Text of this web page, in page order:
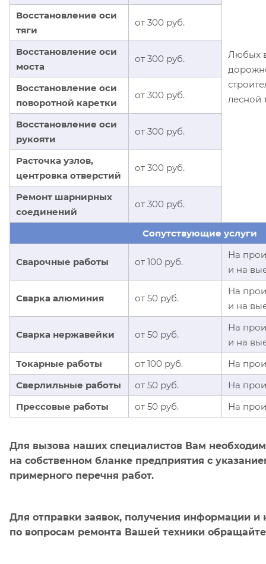
Любых
лесной
Восстановление оси
тяги
от 300 руб.
Восстановление оси
моста
от 300 руб.
Восстановление оси
поворотной каретки
от 300 руб.
Восстановление оси
рукояти
от 300 руб.
Расточка узлов,
центровка отверстий
от 300 руб.
Ремонт шарнирных
соединений
от 300 руб.
Сопутствующие услуги
Сварочные работы от 100 руб.
На
и на
Сварка алюминия от 50 руб.
На
и на
Сварка нержавейки от 50 руб.
На
и на
Токарные работы
от 100 руб.
На
Сверлильные работы
от 50 руб.
На
Прессовые работы
от 50 руб. На
Для вызова наших специалистов Вам
на собственном бланке предприятия с
примерного перечня работ.
Для отправки заявок, получения информации и
по вопросам ремонта Вашей техники